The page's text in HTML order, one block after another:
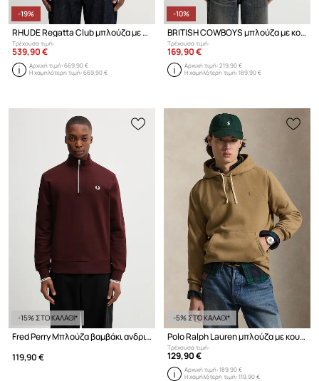
-19%
RHUDE Regatta Club μπλούζα με κουκούλα βαμβακερή ανδρική
Τρέχουσα τιμή:
539,90 €
Αρχική τιμή:669,90 €
Η χαμηλότερη τιμή:669,90 €
-10%
BRITISH COWBOYS μπλούζα με κουκούλα βαμβακερή ανδρική
Τρέχουσα τιμή:
169,90 €
Αρχική τιμή:219,90 €
Η χαμηλότερη τιμή:189,90 €
-15% ΣΤΟ ΚΑΛΑΘΙ*
Fred Perry Μπλούζα βαμβάκι ανδρική
119,90 €
-5% ΣΤΟ ΚΑΛΑΘΙ*
Polo Ralph Lauren μπλούζα με κουκούλα βαμβακερή ανδρική
Τρέχουσα τιμή:
129,90 €
Αρχική τιμή:189,90 €
Η χαμηλότερη τιμή:119,90 €